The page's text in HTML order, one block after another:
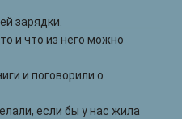
зарядки.
и что из него можно
и поговорили о
если бы у нас жила